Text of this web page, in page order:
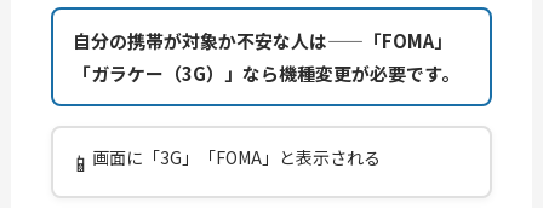
自分の携帯が対象か不安な人は——「FOMA」
「ガラケー（3G）」なら機種変更が必要です。
📱 画面に「3G」「FOMA」と表示される